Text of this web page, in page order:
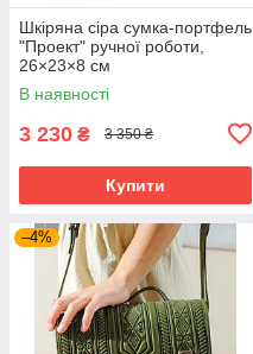
Шкіряна сіра сумка‑портфель
"Проект" ручної роботи,
26×23×8 см
В наявності
3 230 ₴ 3 350 ₴
Купити
–4%